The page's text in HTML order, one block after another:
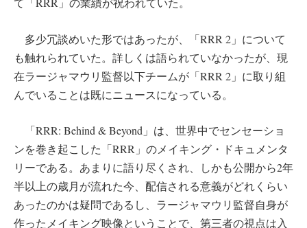
多少冗談めいた形ではあったが、「RRR 2」について
も触れられていた。詳しくは語られていなかったが、現
在ラージャマウリ監督以下チームが「RRR 2」に取り組
んでいることは既にニュースになっている。
「RRR: Behind & Beyond」は、世界中でセンセーショ
ンを巻き起こした「RRR」のメイキング・ドキュメンタ
リーである。あまりに語り尽くされ、しかも公開から2年
半以上の歳月が流れた今、配信される意義がどれくらい
あったのかは疑問であるし、ラージャマウリ監督自身が
作ったメイキング映像ということで、第三者の視点は入